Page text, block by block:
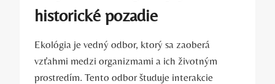
historické pozadie
Ekológia⁣ je vedný ‌odbor, ktorý sa zaoberá
vzťahmi medzi organizmami‌ a ich⁣ životným
prostredím. Tento odbor⁤ študuje interakcie